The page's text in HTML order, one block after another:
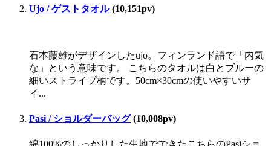
Ujo / ゲストタオル(10,151pv)
石本藤雄がデザインしたujo。フィンランド語で「内気
な」という意味です。 こちらのタオルは白とブルーの
細いストライプ柄です。50cm×30cmの使いやすいサ
イ...
Pasi / ショルダーバッグ(10,008pv)